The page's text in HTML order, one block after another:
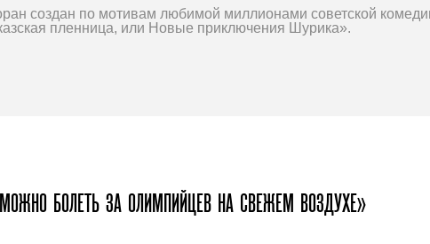
создан по мотивам любимой миллионами советской
пленница, или Новые приключения Шурика».
БОЛЕТЬ ЗА ОЛИМПИЙЦЕВ НА СВЕЖЕМ ВОЗДУХЕ»